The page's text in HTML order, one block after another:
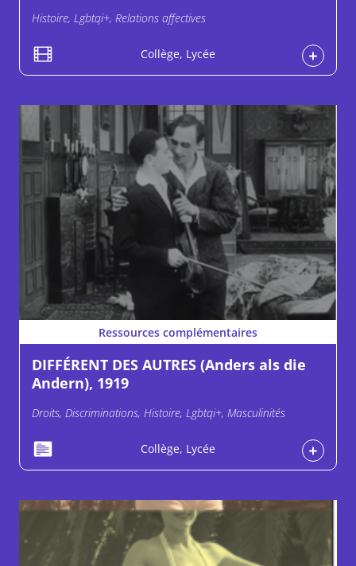
Histoire, Lgbtqi+, Relations affectives
Collège, Lycée
Ressources complémentaires
DIFFÉRENT DES AUTRES (Anders als die
Andern), 1919
Droits, Discriminations, Histoire, Lgbtqi+, Masculinités
Collège, Lycée